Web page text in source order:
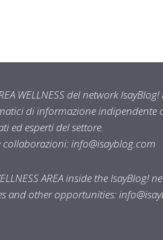
WELLNESS del network
di informazione indipendente
ed esperti del settore.
collaborazioni:info@isayblog.com
AREA inside the IsayBlog!
and other opportunities: